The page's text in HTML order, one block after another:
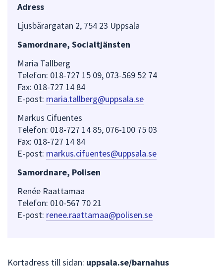
Adress
Ljusbärargatan 2, 754 23 Uppsala
Samordnare, Socialtjänsten
Maria Tallberg
Telefon: 018-727 15 09, 073-569 52 74
Fax: 018-727 14 84
E-post: maria.tallberg@uppsala.se
Markus Cifuentes
Telefon: 018-727 14 85, 076-100 75 03
Fax: 018-727 14 84
E-post: markus.cifuentes@uppsala.se
Samordnare, Polisen
Renée Raattamaa
Telefon: 010-567 70 21
E-post: renee.raattamaa@polisen.se
Kortadress till sidan: uppsala.se/barnahus